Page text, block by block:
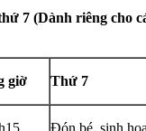
7 (Dành riêng cho
giờ Thứ 7
Đón bé, sinh